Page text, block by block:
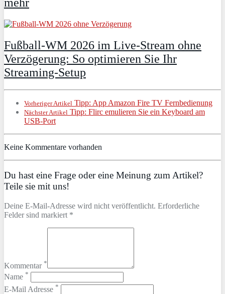
Fußball-WM 2026 im Live-Stream ohne
Verzögerung: So optimieren Sie Ihr
Streaming-Setup
Vorheriger Artikel Tipp: App Amazon Fire TV Fernbedienung
Nächster Artikel Tipp: Flirc emulieren Sie ein Keyboard am
USB-Port
Keine Kommentare vorhanden
Du hast eine Frage oder eine Meinung zum Artikel?
Teile sie mit uns!
Deine E-Mail-Adresse wird nicht veröffentlicht. Erforderliche
Felder sind markiert *
Kommentar *
Name *
E-Mail Adresse *